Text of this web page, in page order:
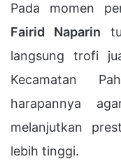
Pada momen
Fairid Naparin
langsung trofi
Kecamatan
harapannya
melanjutkan
lebih tinggi.